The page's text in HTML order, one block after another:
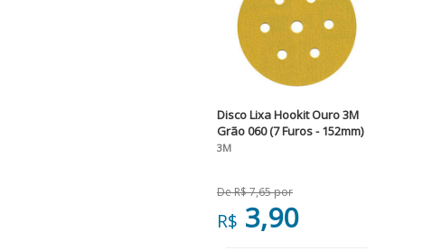
Disco Lixa Hookit Ouro 3M
Grão 060 (7 Furos - 152mm)
3M
De R$ 7,65 por
R$ 3,90